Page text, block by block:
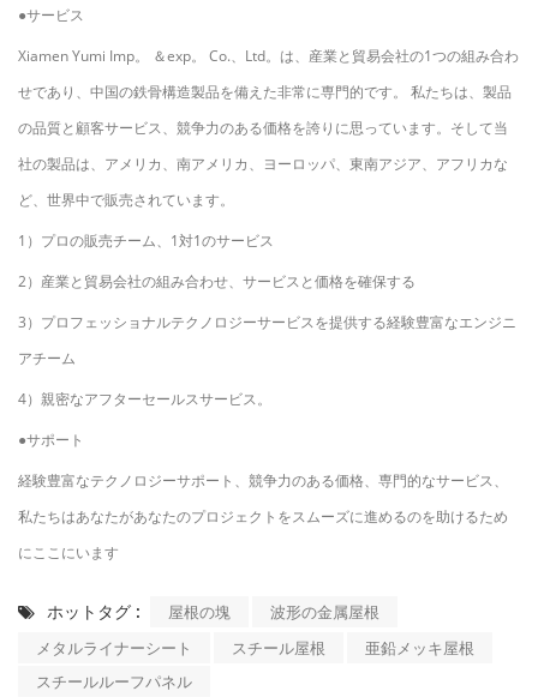
●サービス
Xiamen Yumi Imp。 ＆exp。 Co.、Ltd。は、産業と貿易会社の1つの組み合わ
せであり、中国の鉄骨構造製品を備えた非常に専門的です。 私たちは、製品
の品質と顧客サービス、競争力のある価格を誇りに思っています。そして当
社の製品は、アメリカ、南アメリカ、ヨーロッパ、東南アジア、アフリカな
ど、世界中で販売されています。
1）プロの販売チーム、1対1のサービス
2）産業と貿易会社の組​​み合わせ、サービスと価格を確保する
3）プロフェッショナルテクノロジーサービスを提供する経験豊富なエンジニ
アチーム
4）親密なアフターセールスサービス。
●サポート
経験豊富なテクノロジーサポート、競争力のある価格、専門的なサービス、
私たちはあなたがあなたのプロジェクトをスムーズに進めるのを助けるため
にここにいます
ホットタグ : 屋根の塊
波形の金属屋根
メタルライナーシート
スチール屋根
亜鉛メッキ屋根
スチールルーフパネル